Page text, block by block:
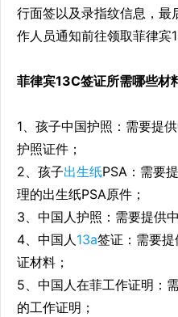
行面签以及录指纹信息，最
作人员通知前往领取菲律宾
菲律宾13C签证所需哪些材
1、孩子中国护照：需要提
护照证件；
2、孩子出生纸PSA：需要
理的出生纸PSA原件；
3、中国人护照：需要提供
4、中国人13a签证：需要
证材料；
5、中国人在菲工作证明：
的工作证明；